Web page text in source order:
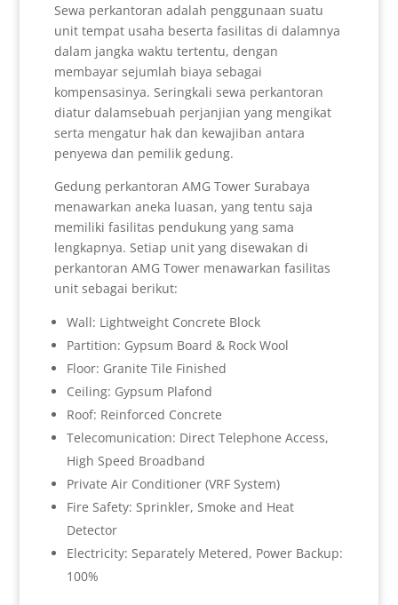
Sewa perkantoran adalah penggunaan suatu
unit tempat usaha beserta fasilitas di dalamnya
dalam jangka waktu tertentu, dengan
membayar sejumlah biaya sebagai
kompensasinya. Seringkali sewa perkantoran
diatur dalamsebuah perjanjian yang mengikat
serta mengatur hak dan kewajiban antara
penyewa dan pemilik gedung.
Gedung perkantoran AMG Tower Surabaya
menawarkan aneka luasan, yang tentu saja
memiliki fasilitas pendukung yang sama
lengkapnya. Setiap unit yang disewakan di
perkantoran AMG Tower menawarkan fasilitas
unit sebagai berikut:
Wall: Lightweight Concrete Block
Partition: Gypsum Board & Rock Wool
Floor: Granite Tile Finished
Ceiling: Gypsum Plafond
Roof: Reinforced Concrete
Telecomunication: Direct Telephone Access,
High Speed Broadband
Private Air Conditioner (VRF System)
Fire Safety: Sprinkler, Smoke and Heat
Detector
Electricity: Separately Metered, Power Backup:
100%